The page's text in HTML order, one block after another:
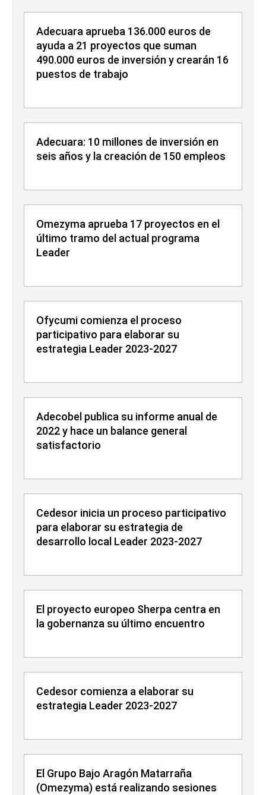
Adecuara aprueba 136.000 euros de
ayuda a 21 proyectos que suman
490.000 euros de inversión y crearán 16
puestos de trabajo
Adecuara: 10 millones de inversión en
seis años y la creación de 150 empleos
Omezyma aprueba 17 proyectos en el
último tramo del actual programa
Leader
Ofycumi comienza el proceso
participativo para elaborar su
estrategia Leader 2023-2027
Adecobel publica su informe anual de
2022 y hace un balance general
satisfactorio
Cedesor inicia un proceso participativo
para elaborar su estrategia de
desarrollo local Leader 2023-2027
El proyecto europeo Sherpa centra en
la gobernanza su último encuentro
Cedesor comienza a elaborar su
estrategia Leader 2023-2027
El Grupo Bajo Aragón Matarraña
(Omezyma) está realizando sesiones